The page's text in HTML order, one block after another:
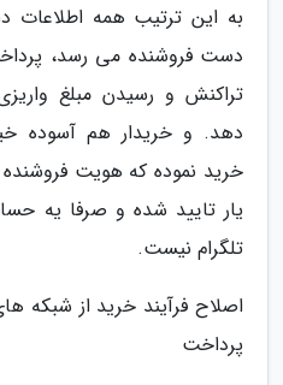
به این ترتیب همه
دست فروشنده می رسد،
تراکنش و رسیدن مبلغ
دهد. و خریدار هم آسوده
خرید نموده که هویت
یار تایید شده و صرفا یه
تلگرام نیست.
اصلاح فرآیند خرید از شبکه
پرداخت